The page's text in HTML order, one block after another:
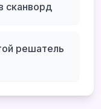
сканворд
решатель